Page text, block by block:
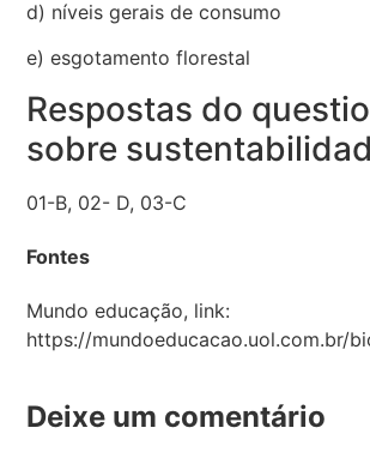
d) níveis gerais de consumo
e) esgotamento florestal
Respostas do
sobre
01-B, 02- D, 03-C
Fontes
Mundo educação, link:
https://mundoeducacao.uol.com.br/
Deixe um comentário